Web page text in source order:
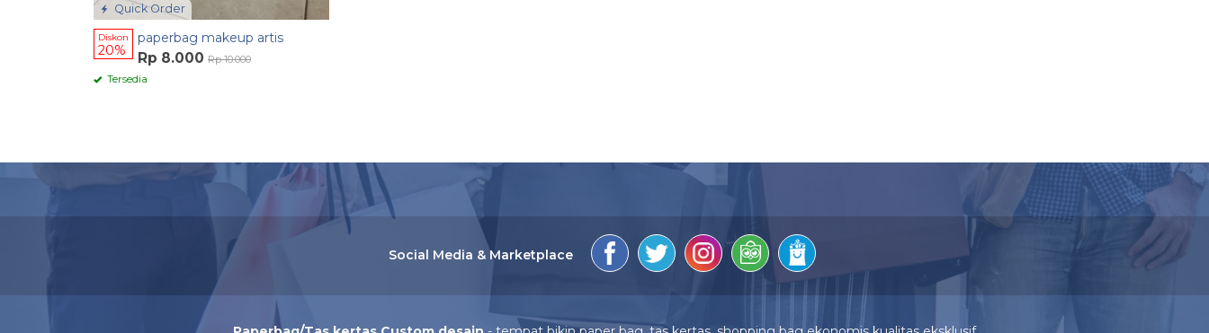
Quick Order
Diskon
20%
paperbag makeup artis
Rp 8.000 Rp 10.000
Tersedia
Social Media & Marketplace